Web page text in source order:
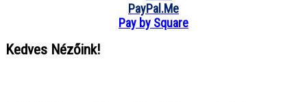
PayPal.Me
Pay by Square
Kedves Nézőink!